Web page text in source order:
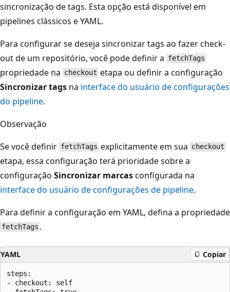
sincronização de tags. Esta opção está disponível em
pipelines clássicos e YAML.
Para configurar se deseja sincronizar tags ao fazer check-
out de um repositório, você pode definir a fetchTags
propriedade na checkout etapa ou definir a configuração
Sincronizar tags na interface do usuário de configurações
do pipeline.
Observação
Se você definir fetchTags explicitamente em sua checkout
etapa, essa configuração terá prioridade sobre a
configuração Sincronizar marcasconfigurada na
interface do usuário de configurações de pipeline.
Para definir a configuração em YAML, defina a propriedade
fetchTags .
YAML Copiar
steps:
- checkout: self